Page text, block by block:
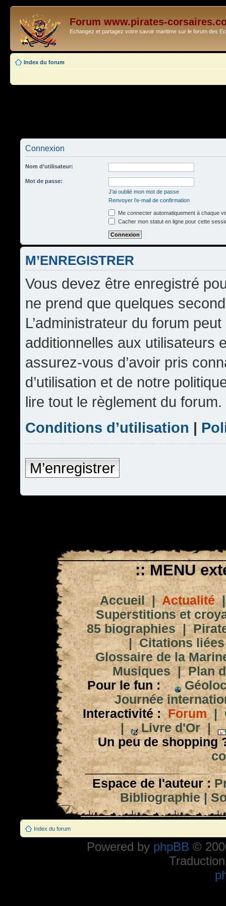
Forum www.pirates-
Echangez et partagez votre savoir maritime sur le forum des
Index du forum
Connexion
Nom d’utilisateur:
Mot de passe:
J’ai oublié mon mot de passe
Renvoyer l’e-mail de confirmation
Me connecter automatiquement à chaque
Cacher mon statut en ligne pour cette
M’ENREGISTRER
Vous devez être enregistré
ne prend que quelques
L’administrateur du forum
additionnelles aux utilisateurs
assurez-vous d’avoir pris
d’utilisation et de notre
lire tout le règlement du forum.
Conditions d’utilisation |
M’enregistrer
:: MENU
Accueil|Actualité
Superstitions et
85 biographies|
|Citations
Glossaire de la
Musiques|Plan
Pour le fun :
Journée
Interactivité : Forum|
|
Livre d'Or|
Un peu de shopping
Espace de l'auteur :
Bibliographie|
Index du forum
Powered by phpBB ©